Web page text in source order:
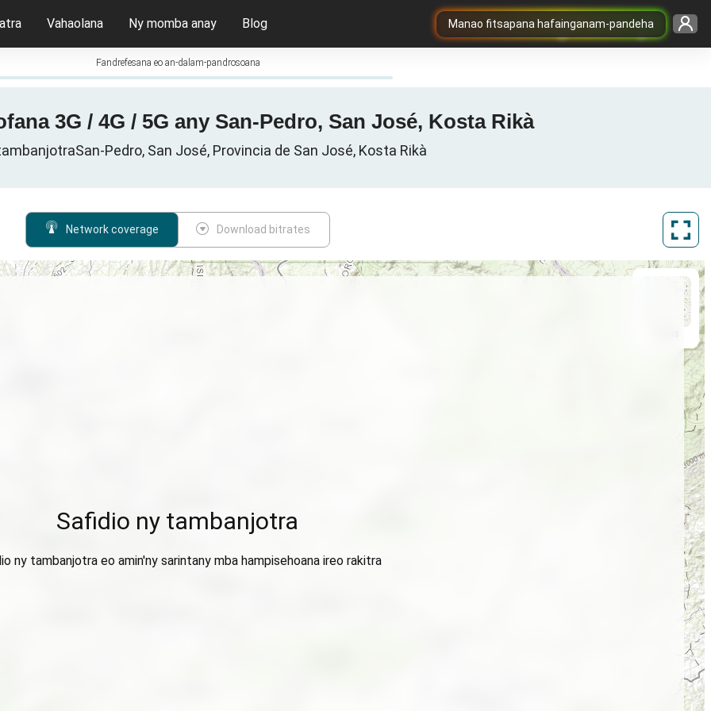
Manao fitsapana hafainganam-pandeha
Vahaolana Ny momba anay Blog
Fandrefesana eo an-dalam-pandrosoana
3G / 4G / 5G any San-Pedro, San José, Kosta Rikà
Pedro, San José, Provincia de San José, Kosta Rikà
Network coverage Download bitrates
Safidio ny tambanjotra
ny tambanjotra eo amin'ny sarintany mba hampisehoana ireo rakitra